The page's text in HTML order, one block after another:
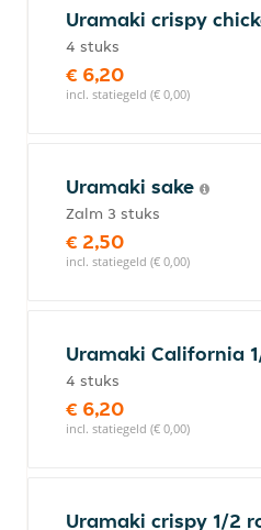
Uramaki crispy
4 stuks
€ 6,20
incl. statiegeld (€ 0,00)
Uramaki sake
Zalm 3 stuks
€ 2,50
incl. statiegeld (€ 0,00)
Uramaki California
4 stuks
€ 6,20
incl. statiegeld (€ 0,00)
Uramaki crispy 1/2